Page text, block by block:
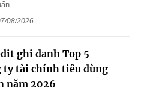
08/2026
ghi danh Top 5
ty tài chính tiêu dùng
năm 2026